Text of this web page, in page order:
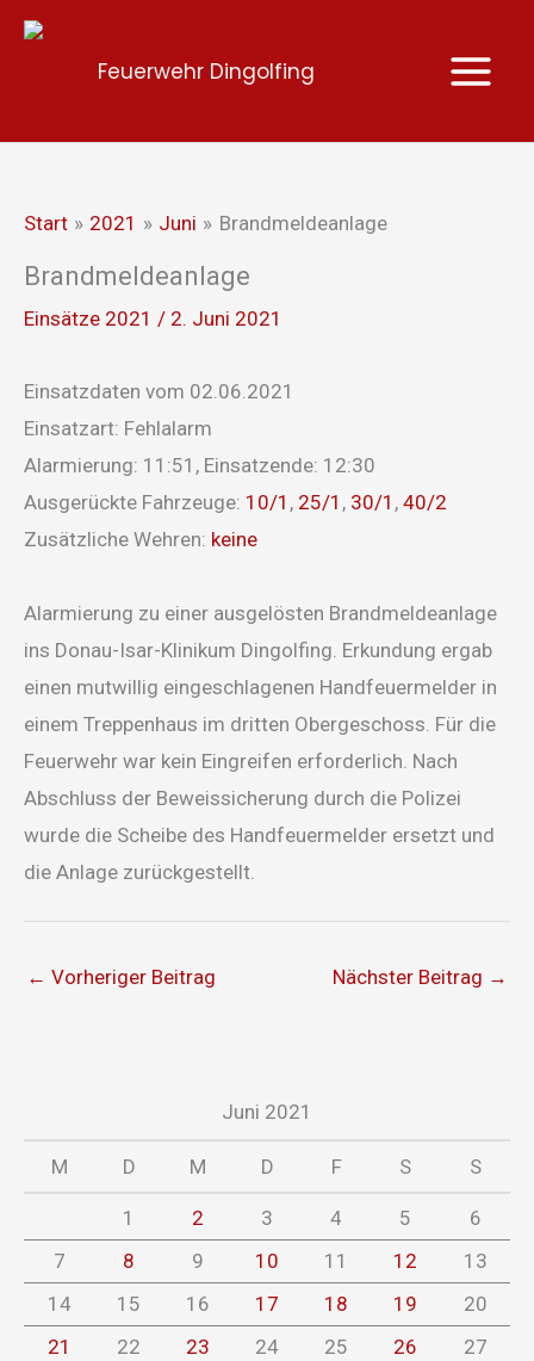
Zum
Feuerwehr Dingolfing
Start 2021 Juni Brandmeldeanlage
Brandmeldeanlage
Einsätze 2021 / 2. Juni 2021
Einsatzdaten vom 02.06.2021
Einsatzart: Fehlalarm
Alarmierung: 11:51, Einsatzende: 12:30
Ausgerückte Fahrzeuge: 10/1 , 25/1 , 30/1 , 40/2
Zusätzliche Wehren: keine
Alarmierung zu einer ausgelösten Brandmeldeanlage
ins Donau-Isar-Klinikum Dingolfing. Erkundung ergab
einen mutwillig eingeschlagenen Handfeuermelder in
einem Treppenhaus im dritten Obergeschoss. Für die
Feuerwehr war kein Eingreifen erforderlich. Nach
Abschluss der Beweissicherung durch die Polizei
wurde die Scheibe des Handfeuermelder ersetzt und
die Anlage zurückgestellt.
← Vorheriger Beitrag Nächster Beitrag →
Juni 2021
M D M D F S S
1 2 3 4 5
6
7
8 9 10 11 12
13
14
15 16 17 18 19
20
21
22 23 24 25 26
27